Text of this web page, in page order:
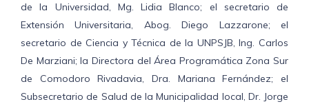
de la Universidad, Mg. Lidia Blanco; el secretario de
Extensión Universitaria, Abog. Diego Lazzarone; el
secretario de Ciencia y Técnica de la UNPSJB, Ing. Carlos
De Marziani; la Directora del Área Programática Zona Sur
de Comodoro Rivadavia, Dra. Mariana Fernández; el
Subsecretario de Salud de la Municipalidad local, Dr. Jorge